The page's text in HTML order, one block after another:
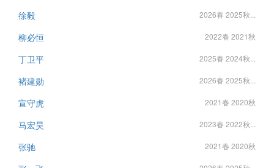
徐毅 2026春 2025秋...
柳必恒 2022春 2021秋
丁卫平 2025春 2024秋...
褚建勋 2026春 2025秋...
宣守虎 2021春 2020秋
马宏昊 2023春 2022秋...
张驰 2021春 2020秋